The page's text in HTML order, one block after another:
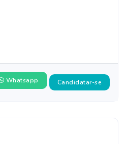
Whatsapp Candidatar-se